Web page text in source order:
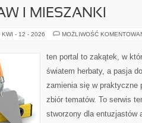
I MIESZANKI
KWI - 12 - 2026 MOŻLIWOŚĆ
ten portal to zakątek, w
światem herbaty, a pasja
zamienia się w praktyczne
zbiór tematów. To serwis
stworzony dla entuzjastów